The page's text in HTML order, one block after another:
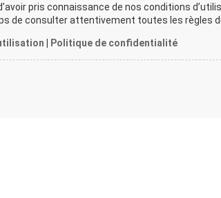
pris connaissance de nos conditions
de consulter attentivement toutes les règles
Politique de confidentialité